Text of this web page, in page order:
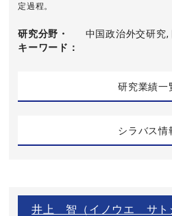
定過程。
研究分野・
キーワード
中国政治外交研究,
研究業績一
シラバス情
井上 智（イノウエ サト